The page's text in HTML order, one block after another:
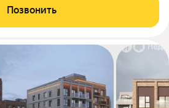
Позвонить